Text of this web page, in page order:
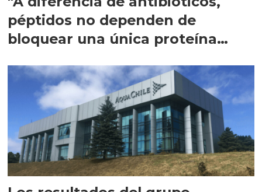
péptidos no dependen de
bloquear una única proteína